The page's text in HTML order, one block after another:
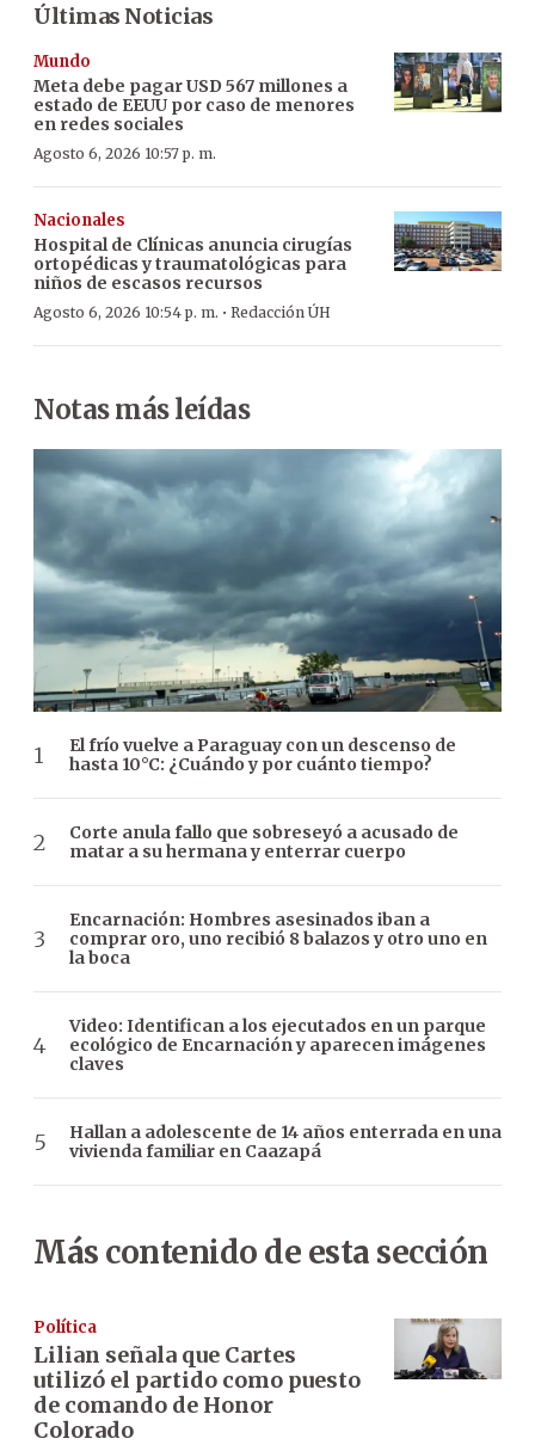
Últimas Noticias
Mundo
Meta debe pagar USD 567 millones a
estado de EEUU por caso de menores
en redes sociales
Agosto 6, 2026 10:57 p. m.
Nacionales
Hospital de Clínicas anuncia cirugías
ortopédicas y traumatológicas para
niños de escasos recursos
Agosto 6, 2026 10:54 p. m. · Redacción ÚH
Notas más leídas
El frío vuelve a Paraguay con un descenso de
hasta 10°C: ¿Cuándo y por cuánto tiempo?
Corte anula fallo que sobreseyó a acusado de
matar a su hermana y enterrar cuerpo
Encarnación: Hombres asesinados iban a
comprar oro, uno recibió 8 balazos y otro uno en
la boca
Video: Identifican a los ejecutados en un parque
ecológico de Encarnación y aparecen imágenes
claves
Hallan a adolescente de 14 años enterrada en una
vivienda familiar en Caazapá
Más contenido de esta sección
Política
Lilian señala que Cartes
utilizó el partido como puesto
de comando de Honor
Colorado